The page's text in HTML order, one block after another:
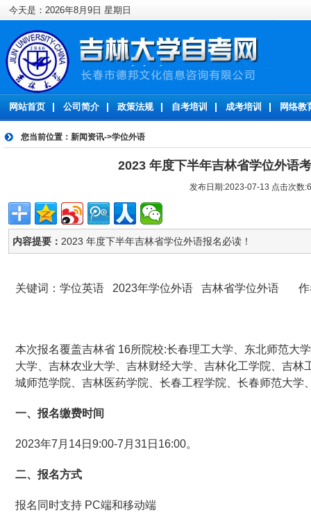
今天是：2026年8月9日 星期日
网站首页 公司简介 政策法规 自考培训 成考培训 网络教
您当前位置： 新闻资讯->学位外语
2023 年度下半年吉林省学位外语
发布日期:2023-07-13 点击次数
内容提要： 2023 年度下半年吉林省学位外语报名必读！
关键词：学位英语 2023年学位外语 吉林省学位外语 作
本次报名覆盖吉林省 16所院校:长春理工大学、东北师范大
大学、吉林农业大学、吉林财经大学、吉林化工学院、吉林
城师范学院、吉林医药学院、长春工程学院、长春师范大学
一、 报名缴费时间
2023年7月14日9:00-7月31日16:00。
二、 报名方式
报名同时支持 PC端和移动端